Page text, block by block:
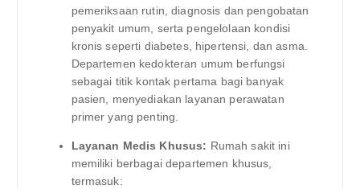
pemeriksaan rutin, diagnosis dan pengobatan
penyakit umum, serta pengelolaan kondisi
kronis seperti diabetes, hipertensi, dan asma.
Departemen kedokteran umum berfungsi
sebagai titik kontak pertama bagi banyak
pasien, menyediakan layanan perawatan
primer yang penting.
Layanan Medis Khusus: Rumah sakit ini
memiliki berbagai departemen khusus,
termasuk: